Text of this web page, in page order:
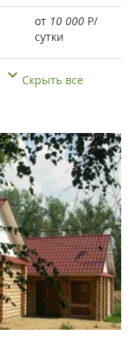
от 10 000 Р/
сутки
Скрыть все